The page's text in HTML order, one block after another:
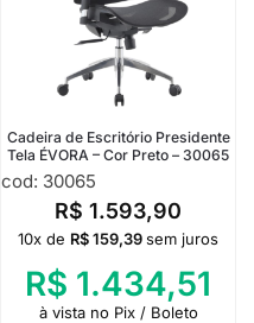
Cadeira de Escritório Presidente
Tela ÉVORA – Cor Preto – 30065
cod: 30065
R$ 1.593,90
10x de R$159,39sem juros
R$ 1.434,51
à vista no Pix / Boleto